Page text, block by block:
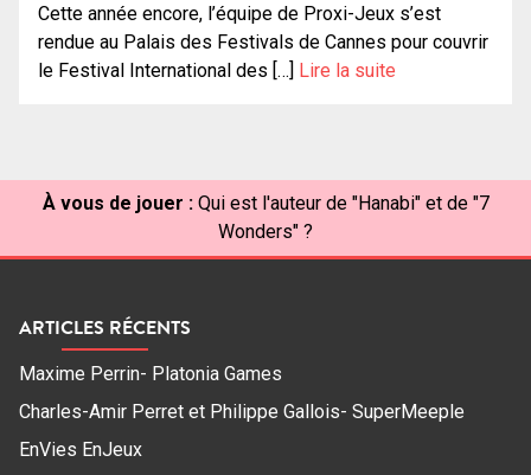
Cette année encore, l’équipe de Proxi-Jeux s’est
rendue au Palais des Festivals de Cannes pour couvrir
le Festival International des […] Lire la suite
À vous de jouer : Qui est l'auteur de "Hanabi" et de "7
Wonders" ?
ARTICLES RÉCENTS
Maxime Perrin- Platonia Games
Charles-Amir Perret et Philippe Gallois- SuperMeeple
EnVies EnJeux